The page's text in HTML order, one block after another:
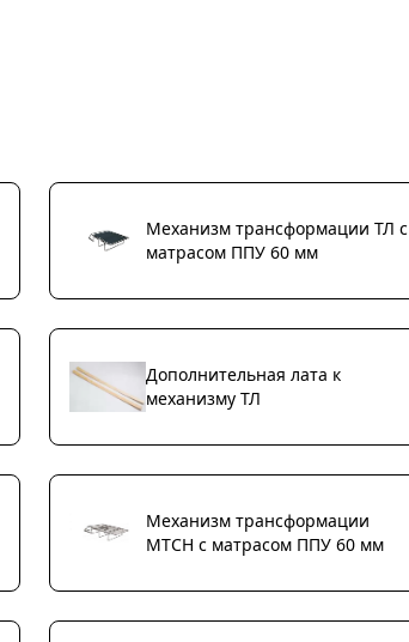
Механизм трансформации ТЛ с
матрасом ППУ 60 мм
Дополнительная лата к
механизму ТЛ
Механизм трансформации
МТСН с матрасом ППУ 60 мм